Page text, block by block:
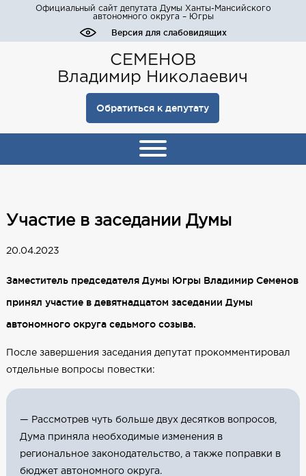
Официальный сайт депутата Думы Ханты-Мансийского
автономного округа – Югры
Версия для слабовидящих
СЕМЕНОВ
Владимир Николаевич
Обратиться к депутату
Участие в заседании Думы
20.04.2023
Заместитель председателя Думы Югры Владимир Семенов
принял участие в девятнадцатом заседании Думы
автономного округа седьмого созыва.
После завершения заседания депутат прокомментировал
отдельные вопросы повестки:
— Рассмотрев чуть больше двух десятков вопросов,
Дума приняла необходимые изменения в
региональное законодательство, а также поправки в
бюджет автономного округа.